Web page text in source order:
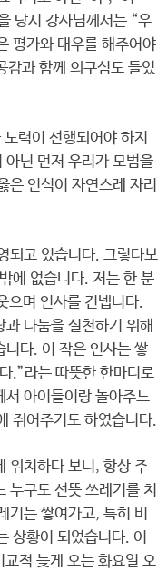
당시 강사님께서는 “우
평가와 대우를 해주어야
감과 함께 의구심도 들었
력이 선행되어야 하지
아닌 먼저 우리가 모범을
은 인식이 자연스레 자리
되고 있습니다. 그렇다보
에 없습니다. 저는 한 분
으며 인사를 건넵니다.
나눔을 실천하기 위해
니다. 이 작은 인사는 쌓
.”라는 따뜻한 한마디로
아이들이랑 놀아주느
쥐어주기도 하였습니다.
위치하다 보니, 항상 주
누구도 선뜻 쓰레기를 치
기는 쌓여가고, 특히 비
상황이 되었습니다. 이
적 늦게 오는 화요일 오